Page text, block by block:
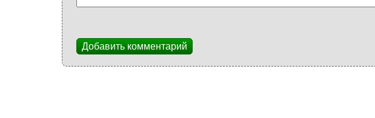
Добавить комментарий